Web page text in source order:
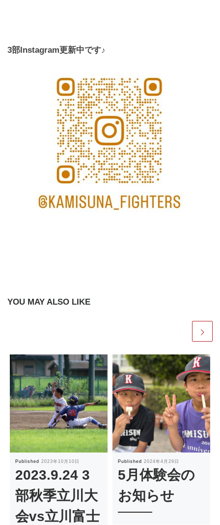
3部Instagram更新中です♪
YOU MAY ALSO LIKE
Published 2023年10月10日
2023.9.24 3
部秋季立川大
会vs立川富士
Published 2024年4月29日
5月体験会の
お知らせ